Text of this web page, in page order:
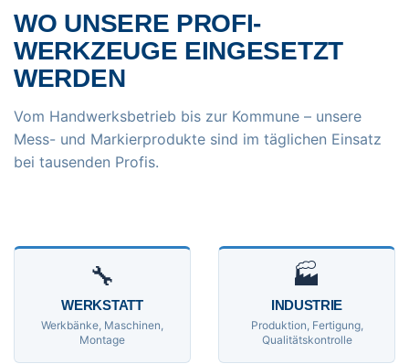
WO UNSERE PROFI-
WERKZEUGE EINGESETZT
WERDEN
Vom Handwerksbetrieb bis zur Kommune – unsere
Mess- und Markierprodukte sind im täglichen Einsatz
bei tausenden Profis.
🔧
WERKSTATT
Werkbänke, Maschinen,
Montage
🏭
INDUSTRIE
Produktion, Fertigung,
Qualitätskontrolle